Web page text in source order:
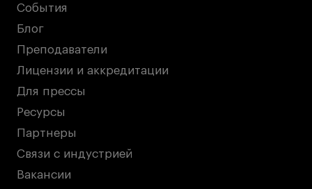
События
Блог
Преподаватели
Лицензии и аккредитации
Для прессы
Ресурсы
Партнеры
Связи с индустрией
Вакансии